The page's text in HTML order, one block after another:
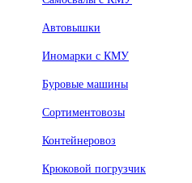
Автовышки
Иномарки с КМУ
Буровые машины
Сортиментовозы
Контейнеровоз
Крюковой погрузчик